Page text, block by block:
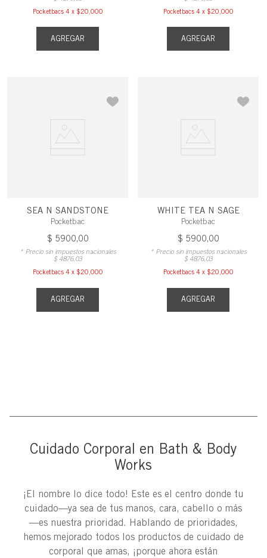
Pocketbacs 4 x $20,000
AGREGAR
Pocketbacs 4 x $20,000
AGREGAR
SEA N SANDSTONE
Pocketbac
$ 5900,00
* Precio sin impuestos nacionales
$ 4876, 03
Pocketbacs 4 x $20,000
AGREGAR
WHITE TEA N SAGE
Pocketbac
$ 5900,00
* Precio sin impuestos nacionales
$ 4876, 03
Pocketbacs 4 x $20,000
AGREGAR
Cuidado Corporal en Bath & Body
Works
¡El nombre lo dice todo! Este es el centro donde tu
cuidado—ya sea de tus manos, cara, cabello o más
—es nuestra prioridad. Hablando de prioridades,
hemos mejorado todos los productos de cuidado de
corporal que amas, ¡porque ahora están